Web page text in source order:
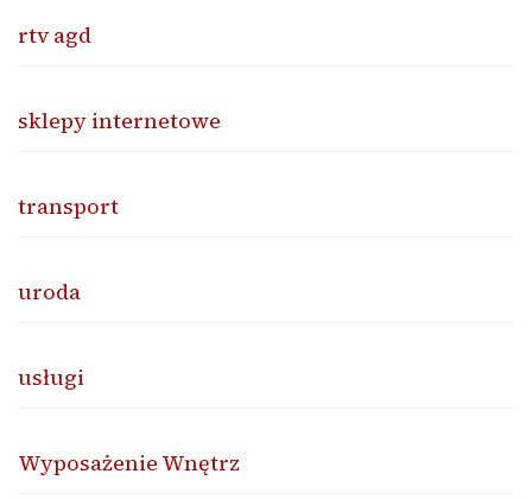
rtv agd
sklepy internetowe
transport
uroda
usługi
Wyposażenie Wnętrz